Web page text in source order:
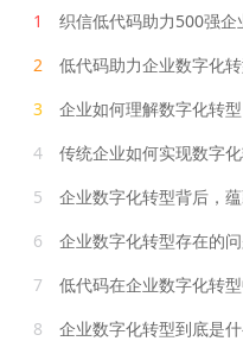
1
织信低代码助力500强企
2
低代码助力企业数字化
3
企业如何理解数字化转
4
传统企业如何实现数字
5
企业数字化转型背后，
6
企业数字化转型存在的
7
低代码在企业数字化转
8
企业数字化转型到底是什